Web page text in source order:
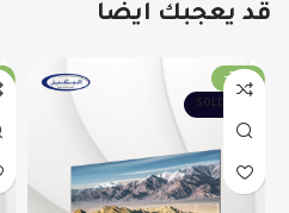
قد يعجبك ايضا
-29%
SOLD OUT